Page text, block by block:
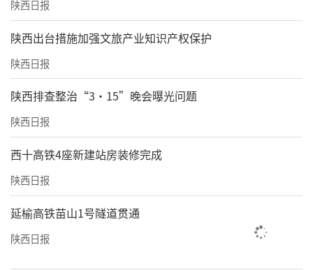
陕西日报
​陕西出台措施加强文旅产业知识产权保护
陕西日报
陕西排查整治“3·15”晚会曝光问题
陕西日报
西十高铁4座新建站房装修完成
陕西日报
延榆高铁苗山1号隧道贯通
陕西日报